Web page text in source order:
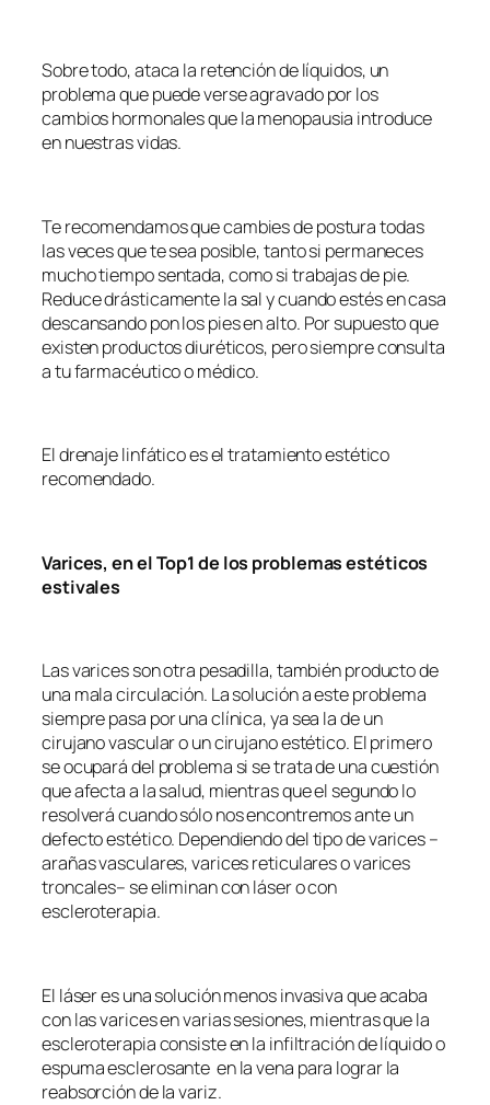
Sobre todo, ataca la retención de líquidos, un
problema que puede verse agravado por los
cambios hormonales que la menopausia introduce
en nuestras vidas.
Te recomendamos que cambies de postura todas
las veces que te sea posible, tanto si permaneces
mucho tiempo sentada, como si trabajas de pie.
Reduce drásticamente la sal y cuando estés en casa
descansando pon los pies en alto. Por supuesto que
existen productos diuréticos, pero siempre consulta
a tu farmacéutico o médico.
El drenaje linfático es el tratamiento estético
recomendado.
Varices, en el Top1 de los problemas estéticos
estivales
Las varices son otra pesadilla, también producto de
una mala circulación. La solución a este problema
siempre pasa por una clínica, ya sea la de un
cirujano vascular o un cirujano estético. El primero
se ocupará del problema si se trata de una cuestión
que afecta a la salud, mientras que el segundo lo
resolverá cuando sólo nos encontremos ante un
defecto estético. Dependiendo del tipo de varices –
arañas vasculares, varices reticulares o varices
troncales– se eliminan con láser o con
escleroterapia.
El láser es una solución menos invasiva que acaba
con las varices en varias sesiones, mientras que la
escleroterapia consiste en la infiltración de líquido o
espuma esclerosante en la vena para lograr la
reabsorción de la variz.